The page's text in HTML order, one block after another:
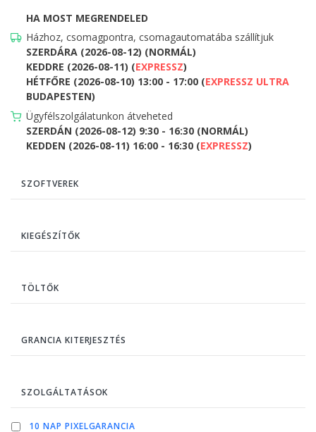
HA MOST MEGRENDELED
Házhoz, csomagpontra, csomagautomatába szállítjuk
SZERDÁRA (2026-08-12) (NORMÁL)
KEDDRE (2026-08-11) (EXPRESSZ)
HÉTFŐRE (2026-08-10) 13:00 - 17:00 (EXPRESSZ ULTRA
BUDAPESTEN)
Ügyfélszolgálatunkon átveheted
SZERDÁN (2026-08-12) 9:30 - 16:30 (NORMÁL)
KEDDEN (2026-08-11) 16:00 - 16:30 (EXPRESSZ)
SZOFTVEREK
KIEGÉSZÍTŐK
TÖLTŐK
GRANCIA KITERJESZTÉS
SZOLGÁLTATÁSOK
10 NAP PIXELGARANCIA